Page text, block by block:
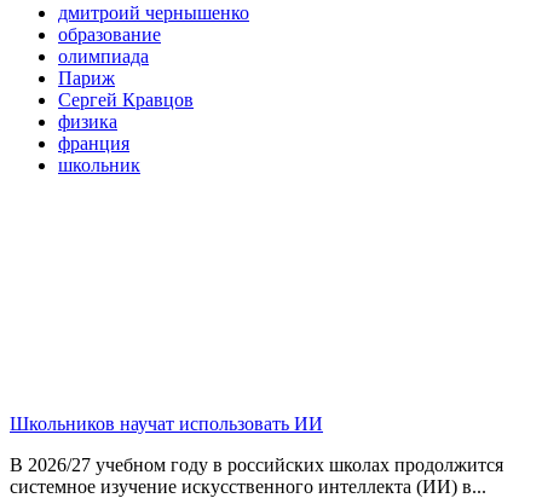
дмитроий чернышенко
образование
олимпиада
Париж
Сергей Кравцов
физика
франция
школьник
Школьников научат использовать ИИ
В 2026/27 учебном году в российских школах продолжится
системное изучение искусственного интеллекта (ИИ) в...